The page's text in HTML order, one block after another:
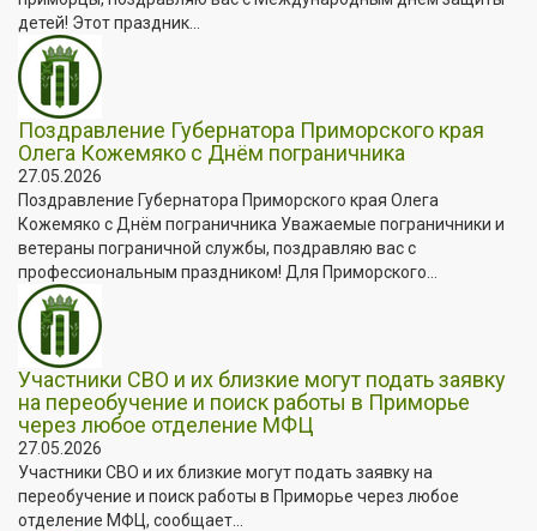
детей! Этот праздник...
Поздравление Губернатора Приморского края
Олега Кожемяко с Днём пограничника
27.05.2026
Поздравление Губернатора Приморского края Олега
Кожемяко с Днём пограничника Уважаемые пограничники и
ветераны пограничной службы, поздравляю вас с
профессиональным праздником! Для Приморского...
Участники СВО и их близкие могут подать заявку
на переобучение и поиск работы в Приморье
через любое отделение МФЦ
27.05.2026
Участники СВО и их близкие могут подать заявку на
переобучение и поиск работы в Приморье через любое
отделение МФЦ, сообщает...